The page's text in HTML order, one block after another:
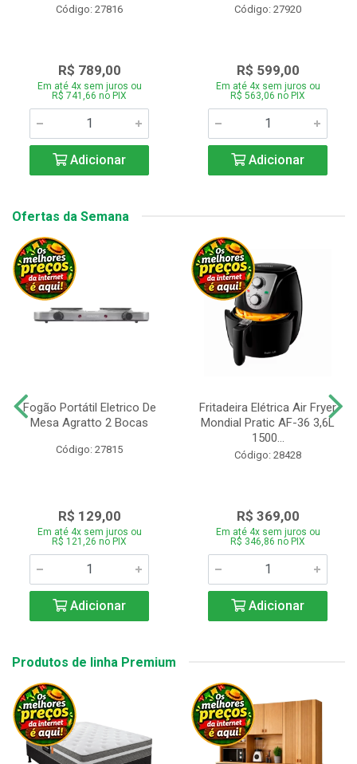
Código: 27816
R$ 789,00
Em até 4x sem juros ou
R$ 741,66 no PIX
Adicionar
Código: 27920
R$ 599,00
Em até 4x sem juros ou
R$ 563,06 no PIX
Adicionar
Ofertas da Semana
Fogão Portátil Eletrico De
Mesa Agratto 2 Bocas
Código: 27815
R$ 129,00
Em até 4x sem juros ou
R$ 121,26 no PIX
Adicionar
Fritadeira Elétrica Air Fryer
Mondial Pratic AF-36 3,6L
1500...
Código: 28428
R$ 369,00
Em até 4x sem juros ou
R$ 346,86 no PIX
Adicionar
Produtos de linha Premium